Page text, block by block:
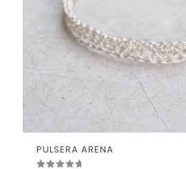
PULSERA ARENA